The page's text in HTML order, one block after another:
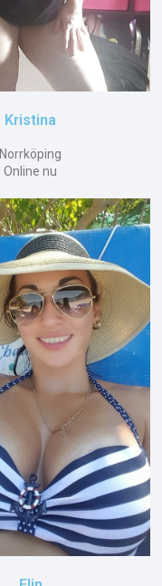
Kristina
Norrköping
Online nu